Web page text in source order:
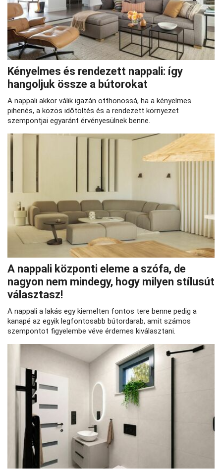
Kényelmes és rendezett nappali: így
hangoljuk össze a bútorokat
A nappali akkor válik igazán otthonossá, ha a kényelmes
pihenés, a közös időtöltés és a rendezett környezet
szempontjai egyaránt érvényesülnek benne.
A nappali központi eleme a szófa, de
nagyon nem mindegy, hogy milyen stílusút
választasz!
A nappali a lakás egy kiemelten fontos tere benne pedig a
kanapé az egyik legfontosabb bútordarab, amit számos
szempontot figyelembe véve érdemes kiválasztani.